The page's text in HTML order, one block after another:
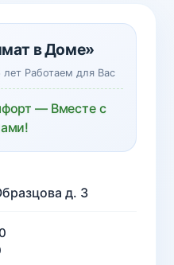
в Доме»
Работаем для Вас
— Вместе с
д. 3